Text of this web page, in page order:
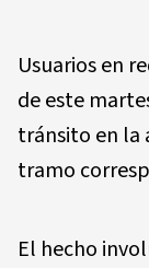
Usuarios en
de este
tránsito en la
tramo
El hecho